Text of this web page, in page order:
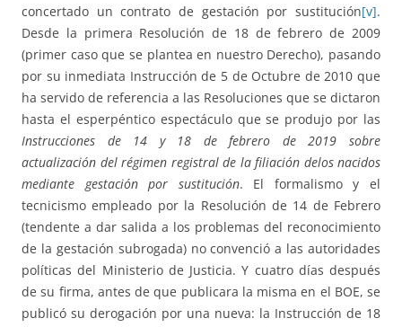
concertado un contrato de gestación por sustitución[v].
Desde la primera Resolución de 18 de febrero de 2009
(primer caso que se plantea en nuestro Derecho), pasando
por su inmediata Instrucción de 5 de Octubre de 2010 que
ha servido de referencia a las Resoluciones que se dictaron
hasta el esperpéntico espectáculo que se produjo por las
Instrucciones de 14 y 18 de febrero de 2019 sobre
actualización del régimen registral de la filiación delos nacidos
mediante gestación por sustitución. El formalismo y el
tecnicismo empleado por la Resolución de 14 de Febrero
(tendente a dar salida a los problemas del reconocimiento
de la gestación subrogada) no convenció a las autoridades
políticas del Ministerio de Justicia. Y cuatro días después
de su firma, antes de que publicara la misma en el BOE, se
publicó su derogación por una nueva: la Instrucción de 18